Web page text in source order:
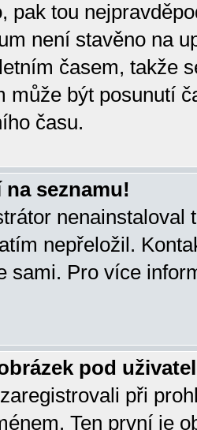
pak tou
není stavěno na
časem, takže
může být posunutí
času.
seznamu!
nenainstaloval
nepřeložil.
sami. Pro více
pod
při
Ten první je